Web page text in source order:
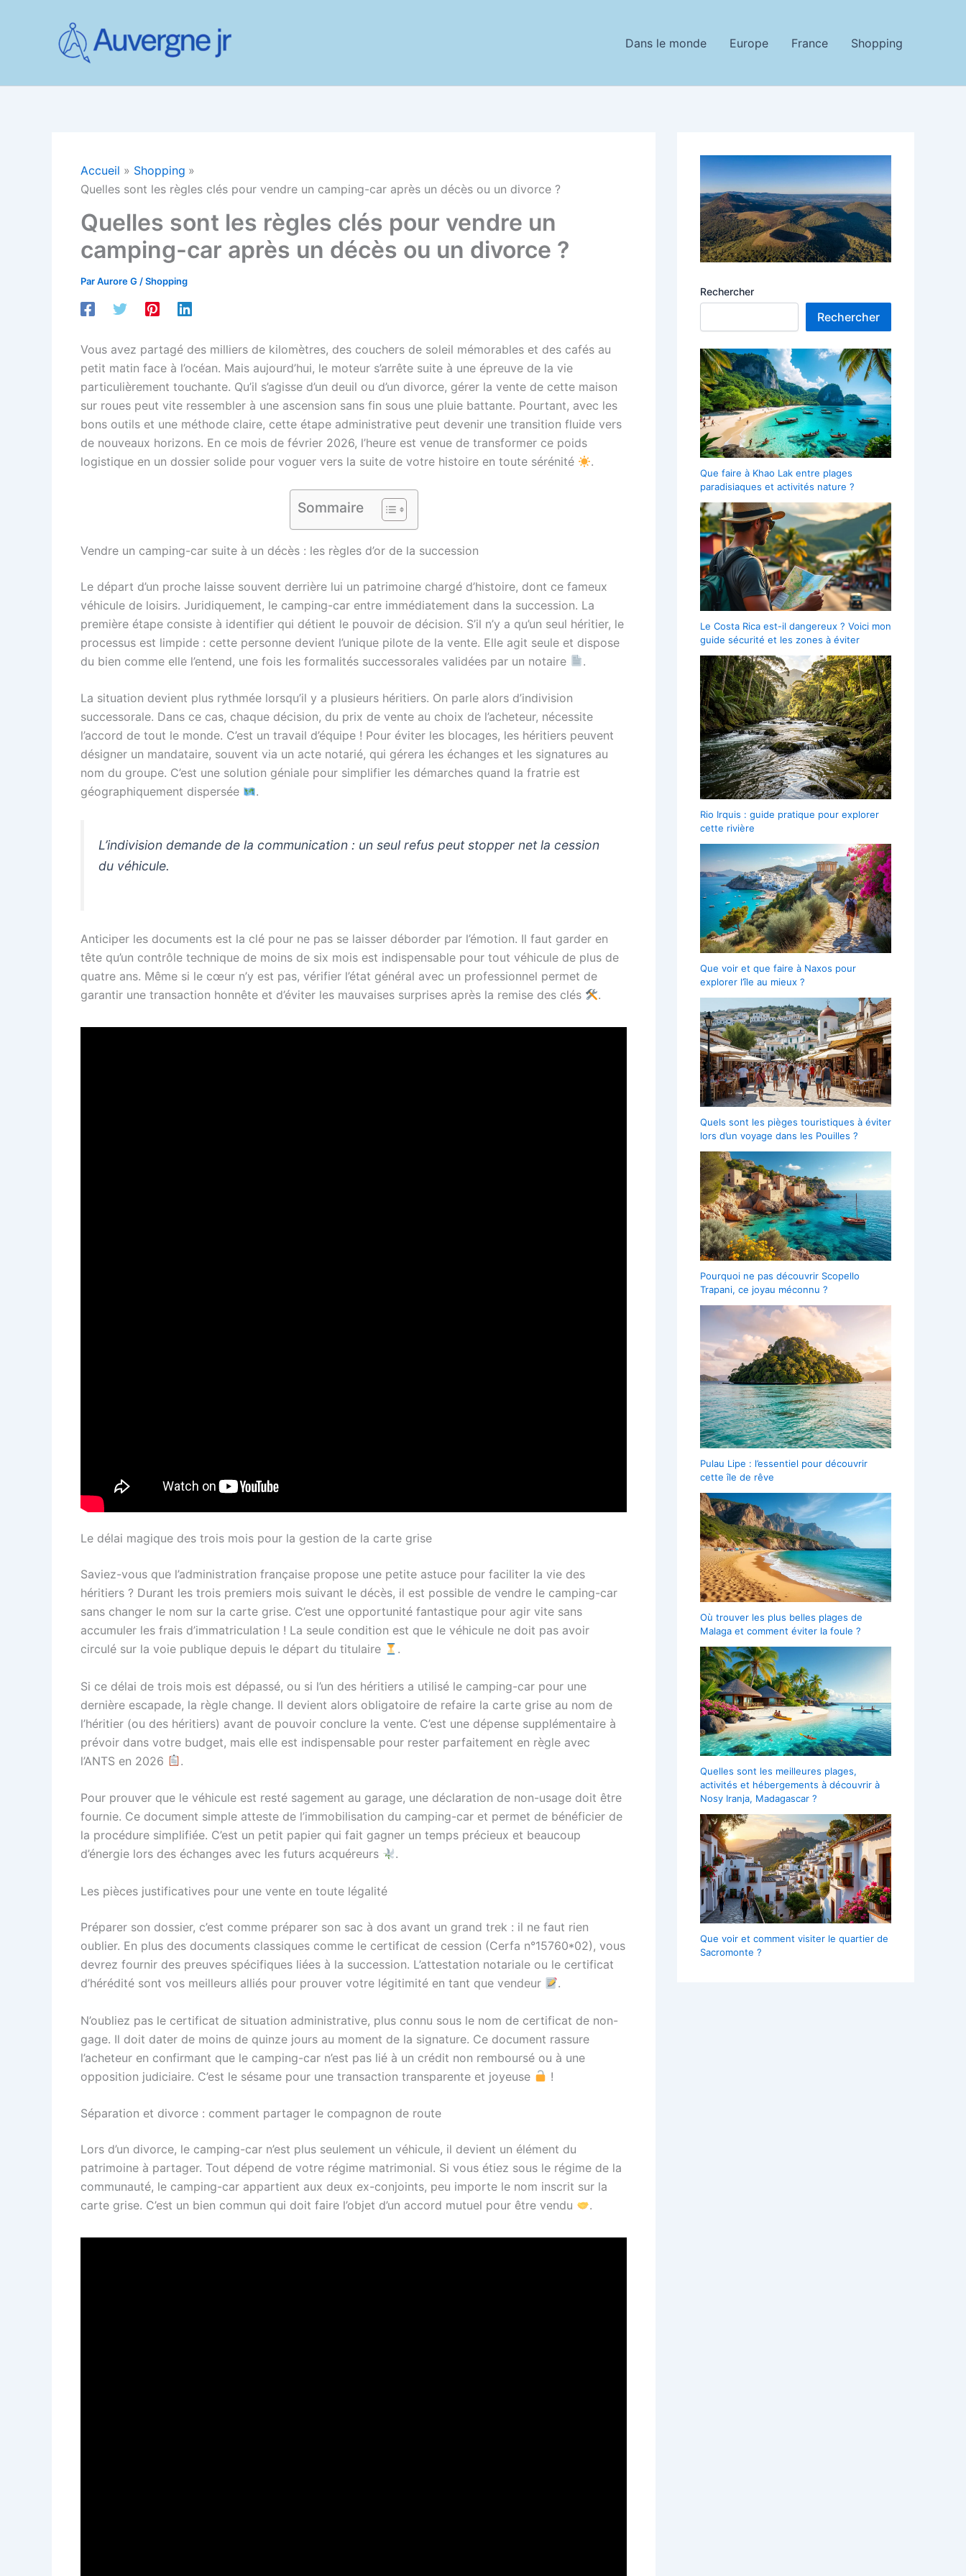
Dans le monde Europe France Shopping
Accueil
Shopping
Quelles sont les règles clés pour vendre un camping-car après un décès ou un divorce ?
Quelles sont les règles clés pour vendre un
camping-car après un décès ou un divorce ?
ParAurore G /Shopping
Vous avez partagé des milliers de kilomètres, des couchers de soleil mémorables et des cafés au
petit matin face à l’océan. Mais aujourd’hui, le moteur s’arrête suite à une épreuve de la vie
particulièrement touchante. Qu’il s’agisse d’un deuil ou d’un divorce, gérer la vente de cette maison
sur roues peut vite ressembler à une ascension sans fin sous une pluie battante. Pourtant, avec les
bons outils et une méthode claire, cette étape administrative peut devenir une transition fluide vers
de nouveaux horizons. En ce mois de février 2026, l’heure est venue de transformer ce poids
logistique en un dossier solide pour voguer vers la suite de votre histoire en toute sérénité
.
Sommaire
Vendre un camping-car suite à un décès : les règles d’or de la succession
Le départ d’un proche laisse souvent derrière lui un patrimoine chargé d’histoire, dont ce fameux
véhicule de loisirs. Juridiquement, le camping-car entre immédiatement dans la succession. La
première étape consiste à identifier qui détient le pouvoir de décision. S’il n’y a qu’un seul héritier, le
processus est limpide : cette personne devient l’unique pilote de la vente. Elle agit seule et dispose
du bien comme elle l’entend, une fois les formalités successorales validées par un notaire
.
La situation devient plus rythmée lorsqu’il y a plusieurs héritiers. On parle alors d’indivision
successorale. Dans ce cas, chaque décision, du prix de vente au choix de l’acheteur, nécessite
l’accord de tout le monde. C’est un travail d’équipe ! Pour éviter les blocages, les héritiers peuvent
désigner un mandataire, souvent via un acte notarié, qui gérera les échanges et les signatures au
nom du groupe. C’est une solution géniale pour simplifier les démarches quand la fratrie est
géographiquement dispersée
.
L’indivision demande de la communication : un seul refus peut stopper net la cession
du véhicule.
Anticiper les documents est la clé pour ne pas se laisser déborder par l’émotion. Il faut garder en
tête qu’un contrôle technique de moins de six mois est indispensable pour tout véhicule de plus de
quatre ans. Même si le cœur n’y est pas, vérifier l’état général avec un professionnel permet de
garantir une transaction honnête et d’éviter les mauvaises surprises après la remise des clés
.
Le délai magique des trois mois pour la gestion de la carte grise
Saviez-vous que l’administration française propose une petite astuce pour faciliter la vie des
héritiers ? Durant les trois premiers mois suivant le décès, il est possible de vendre le camping-car
sans changer le nom sur la carte grise. C’est une opportunité fantastique pour agir vite sans
accumuler les frais d’immatriculation ! La seule condition est que le véhicule ne doit pas avoir
circulé sur la voie publique depuis le départ du titulaire
.
Si ce délai de trois mois est dépassé, ou si l’un des héritiers a utilisé le camping-car pour une
dernière escapade, la règle change. Il devient alors obligatoire de refaire la carte grise au nom de
l’héritier (ou des héritiers) avant de pouvoir conclure la vente. C’est une dépense supplémentaire à
prévoir dans votre budget, mais elle est indispensable pour rester parfaitement en règle avec
l’ANTS en 2026
.
Pour prouver que le véhicule est resté sagement au garage, une déclaration de non-usage doit être
fournie. Ce document simple atteste de l’immobilisation du camping-car et permet de bénéficier de
la procédure simplifiée. C’est un petit papier qui fait gagner un temps précieux et beaucoup
d’énergie lors des échanges avec les futurs acquéreurs
.
Les pièces justificatives pour une vente en toute légalité
Préparer son dossier, c’est comme préparer son sac à dos avant un grand trek : il ne faut rien
oublier. En plus des documents classiques comme le certificat de cession (Cerfa n°15760*02), vous
devrez fournir des preuves spécifiques liées à la succession. L’attestation notariale ou le certificat
d’hérédité sont vos meilleurs alliés pour prouver votre légitimité en tant que vendeur
.
N’oubliez pas le certificat de situation administrative, plus connu sous le nom de certificat de non-
gage. Il doit dater de moins de quinze jours au moment de la signature. Ce document rassure
l’acheteur en confirmant que le camping-car n’est pas lié à un crédit non remboursé ou à une
opposition judiciaire. C’est le sésame pour une transaction transparente et joyeuse
!
Séparation et divorce : comment partager le compagnon de route
Lors d’un divorce, le camping-car n’est plus seulement un véhicule, il devient un élément du
patrimoine à partager. Tout dépend de votre régime matrimonial. Si vous étiez sous le régime de la
communauté, le camping-car appartient aux deux ex-conjoints, peu importe le nom inscrit sur la
carte grise. C’est un bien commun qui doit faire l’objet d’un accord mutuel pour être vendu
.
Rechercher
Rechercher
Que faire à Khao Lak entre plages
paradisiaques et activités nature ?
Le Costa Rica est-il dangereux ? Voici mon
guide sécurité et les zones à éviter
Rio Irquis : guide pratique pour explorer
cette rivière
Que voir et que faire à Naxos pour
explorer l’île au mieux ?
Quels sont les pièges touristiques à éviter
lors d’un voyage dans les Pouilles ?
Pourquoi ne pas découvrir Scopello
Trapani, ce joyau méconnu ?
Pulau Lipe : l’essentiel pour découvrir
cette île de rêve
Où trouver les plus belles plages de
Malaga et comment éviter la foule ?
Quelles sont les meilleures plages,
activités et hébergements à découvrir à
Nosy Iranja, Madagascar ?
Que voir et comment visiter le quartier de
Sacromonte ?